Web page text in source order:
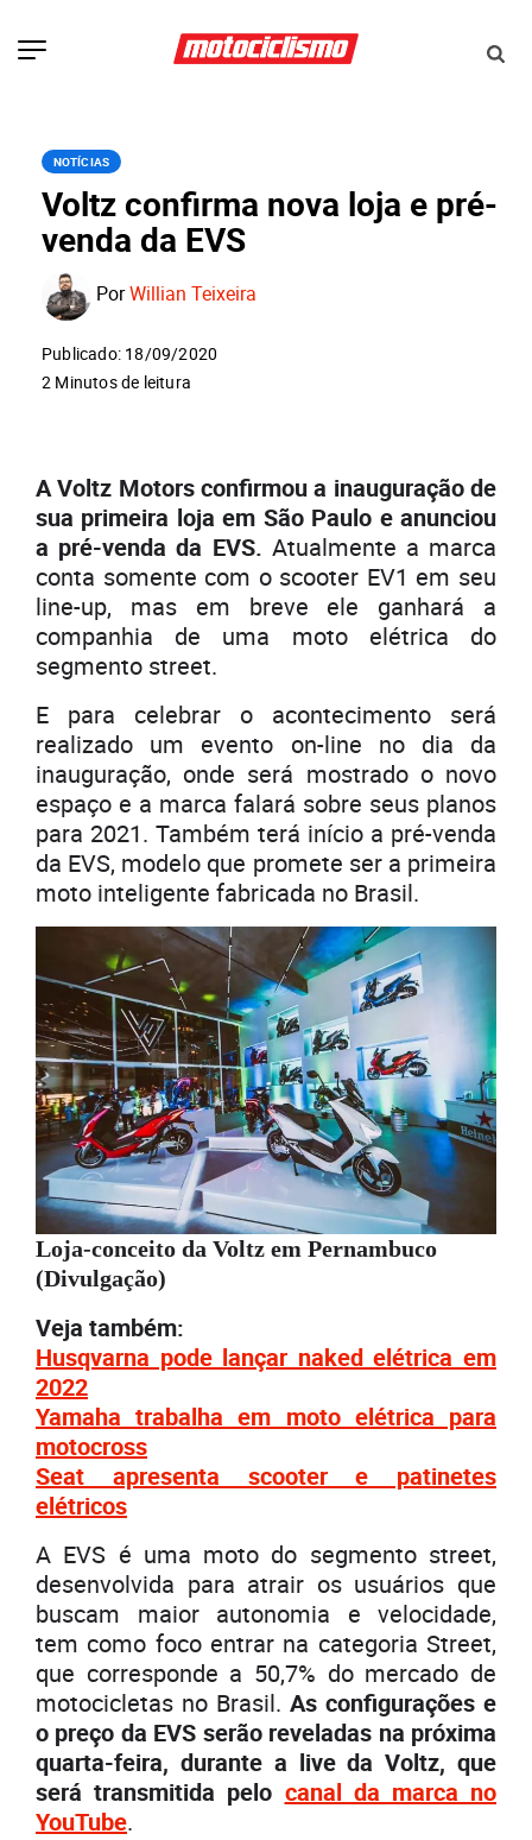
NOTÍCIAS
Voltz confirma nova loja e pré-
venda da EVS
PorWillian Teixeira
Publicado: 18/09/2020
2 Minutos de leitura
A Voltz Motors confirmou a inauguração de
sua primeira loja em São Paulo e anunciou
a pré-venda da EVS. Atualmente a marca
conta somente com o scooter EV1 em seu
line-up, mas em breve ele ganhará a
companhia de uma moto elétrica do
segmento street.
E para celebrar o acontecimento será
realizado um evento on-line no dia da
inauguração, onde será mostrado o novo
espaço e a marca falará sobre seus planos
para 2021. Também terá início a pré-venda
da EVS, modelo que promete ser a primeira
moto inteligente fabricada no Brasil.
Loja-conceito da Voltz em Pernambuco
(Divulgação)
Veja também:
Husqvarna pode lançar naked elétrica em
2022
Yamaha trabalha em moto elétrica para
motocross
Seat apresenta scooter e patinetes
elétricos
A EVS é uma moto do segmento street,
desenvolvida para atrair os usuários que
buscam maior autonomia e velocidade,
tem como foco entrar na categoria Street,
que corresponde a 50,7% do mercado de
motocicletas no Brasil. As configurações e
o preço da EVS serão reveladas na próxima
quarta-feira, durante a live da Voltz, que
será transmitida pelo canal da marca no
YouTube.